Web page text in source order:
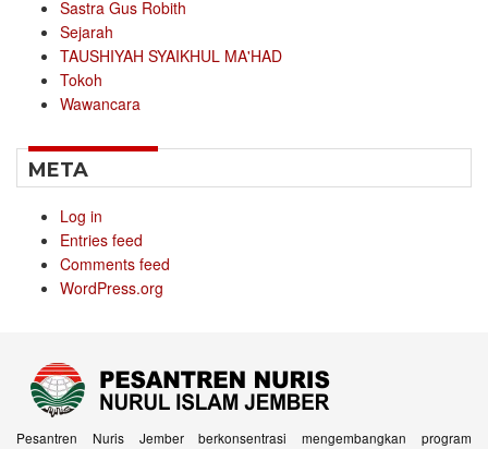
Sastra Gus Robith
Sejarah
TAUSHIYAH SYAIKHUL MA'HAD
Tokoh
Wawancara
META
Log in
Entries feed
Comments feed
WordPress.org
Pesantren Nuris Jember berkonsentrasi mengembangkan program